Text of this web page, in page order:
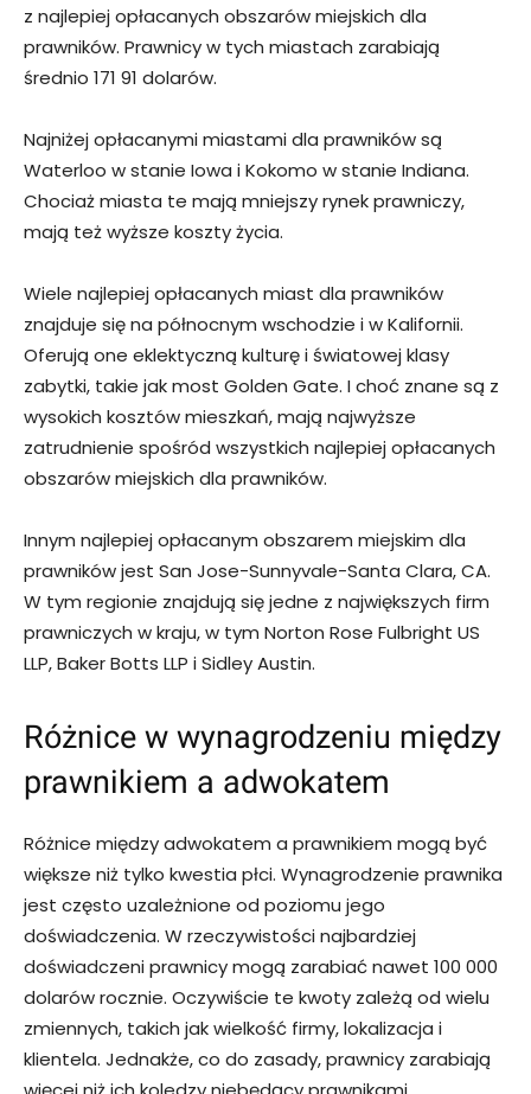
z najlepiej opłacanych obszarów miejskich dla
prawników. Prawnicy w tych miastach zarabiają
średnio 171 91 dolarów.
Najniżej opłacanymi miastami dla prawników są
Waterloo w stanie Iowa i Kokomo w stanie Indiana.
Chociaż miasta te mają mniejszy rynek prawniczy,
mają też wyższe koszty życia.
Wiele najlepiej opłacanych miast dla prawników
znajduje się na północnym wschodzie i w Kalifornii.
Oferują one eklektyczną kulturę i światowej klasy
zabytki, takie jak most Golden Gate. I choć znane są z
wysokich kosztów mieszkań, mają najwyższe
zatrudnienie spośród wszystkich najlepiej opłacanych
obszarów miejskich dla prawników.
Innym najlepiej opłacanym obszarem miejskim dla
prawników jest San Jose-Sunnyvale-Santa Clara, CA.
W tym regionie znajdują się jedne z największych firm
prawniczych w kraju, w tym Norton Rose Fulbright US
LLP, Baker Botts LLP i Sidley Austin.
Różnice w wynagrodzeniu między
prawnikiem a adwokatem
Różnice między adwokatem a prawnikiem mogą być
większe niż tylko kwestia płci. Wynagrodzenie prawnika
jest często uzależnione od poziomu jego
doświadczenia. W rzeczywistości najbardziej
doświadczeni prawnicy mogą zarabiać nawet 100 000
dolarów rocznie. Oczywiście te kwoty zależą od wielu
zmiennych, takich jak wielkość firmy, lokalizacja i
klientela. Jednakże, co do zasady, prawnicy zarabiają